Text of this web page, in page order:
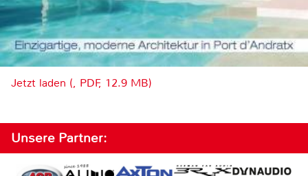
Jetzt laden (, PDF, 12.9 MB)
Unsere Partner: